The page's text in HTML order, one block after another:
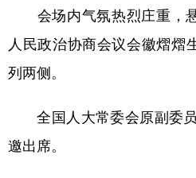
会场内气氛热烈庄重，
人民政治协商会议会徽熠熠
列两侧。
全国人大常委会原副委员
邀出席。